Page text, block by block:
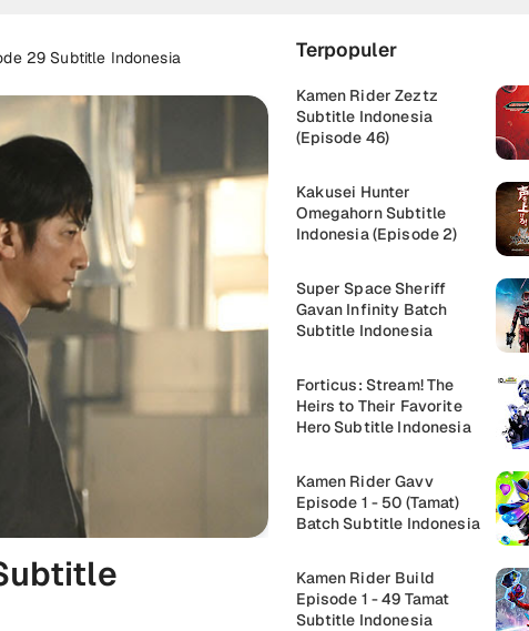
29 Subtitle Indonesia Terpopuler
Kamen Rider Zeztz
Subtitle Indonesia
(Episode 46)
Kakusei Hunter
Omegahorn Subtitle
Indonesia (Episode 2)
Super Space Sheriff
Gavan Infinity Batch
Subtitle Indonesia
Forticus: Stream! The
Heirs to Their Favorite
Hero Subtitle Indonesia
Kamen Rider Gavv
Episode 1 - 50 (Tamat)
Batch Subtitle Indonesia
Kamen Rider Build
Episode 1 - 49 Tamat
Subtitle Indonesia